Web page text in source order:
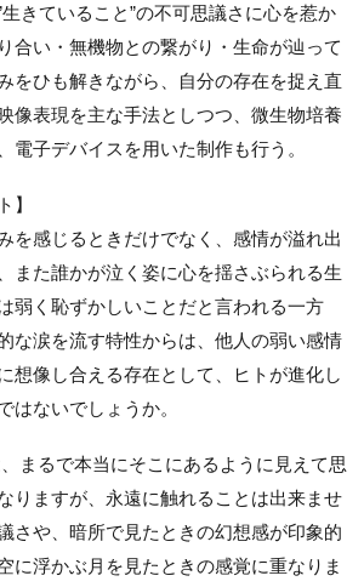
きていること”の不可思議さに心を惹か
合い・無機物との繋がり・生命が辿って
をひも解きながら、自分の存在を捉え直
像表現を主な手法としつつ、微生物培養
電子デバイスを用いた制作も行う。
】
を感じるときだけでなく、感情が溢れ出
また誰かが泣く姿に心を揺さぶられる生
弱く恥ずかしいことだと言われる一方
な涙を流す特性からは、他人の弱い感情
想像し合える存在として、ヒトが進化し
はないでしょうか。
まるで本当にそこにあるように見えて思
りますが、永遠に触れることは出来ませ
さや、暗所で見たときの幻想感が印象的
に浮かぶ月を見たときの感覚に重なりま